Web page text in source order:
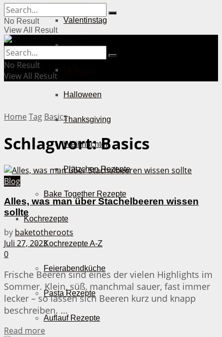
Valentinstag
Ostern
Halloween
Thanksgiving
Weihnachten
Plätzchen Rezepte
Bake Together Rezepte
Kochrezepte
Kochrezepte A-Z
Feierabendküche
Pasta Rezepte
Auflauf Rezepte
No Result
View All Result
No Result
View All Result
Home Tag Basics
Schlagwort:Basics
Blog
Alles, was man über Stachelbeeren wissen
sollte
by baketotheroots
Juli 27, 2023
0
Frische Beeren sind eines der vielen Highlights im
Sommer. Klein, süß, manchmal sauer, fast immer
lecker – so lassen sich Beeren kurz und knapp
beschreiben. ...
Read more